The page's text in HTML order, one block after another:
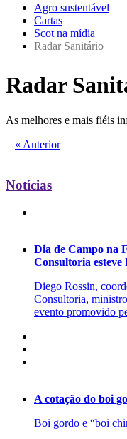
Agro sustentável
Cartas
Scot na mídia
Radar Sanitário
Radar
As melhores e mais fiéis
« Anterior
Notícias
Dia de Campo na
Consultoria esteve
Diego Rossin,
Consultoria,
evento promovido
A cotação do boi
Boi gordo e “boi